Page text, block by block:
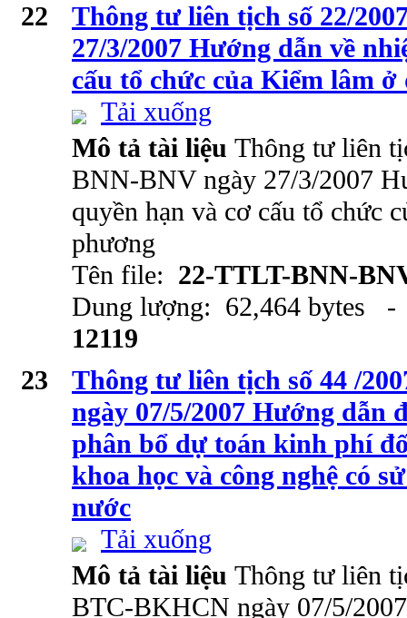
22
Thông tư liên tịch số 22/
27/3/2007 Hướng dẫn về
cấu tổ chức của Kiểm lâm
Tải xuống
Mô tả tài liệu Thông tư liên
BNN-BNV ngày 27/3/2007
quyền hạn và cơ cấu tổ chức
phương
Tên file: 22-TTLT-BNN-
Dung lượng: 62,464 bytes
12119
23
Thông tư liên tịch số 44 /
ngày 07/5/2007 Hướng dẫn
phân bổ dự toán kinh phí
khoa học và công nghệ có
nước
Tải xuống
Mô tả tài liệu Thông tư liên
BTC-BKHCN ngày 07/5/